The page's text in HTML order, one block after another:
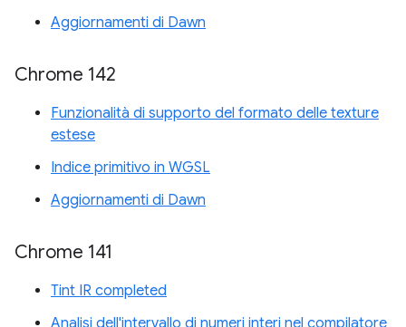
Aggiornamenti di Dawn
Chrome 142
Funzionalità di supporto del formato delle texture
estese
Indice primitivo in WGSL
Aggiornamenti di Dawn
Chrome 141
Tint IR completed
Analisi dell'intervallo di numeri interi nel compilatore